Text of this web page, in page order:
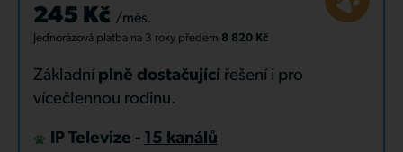
245 Kč /měs.
Jednorázová platba na 3 roky předem 8 820 Kč
Základní plně dostačující řešení i pro
vícečlennou rodinu.
IP Televize - 15 kanálů